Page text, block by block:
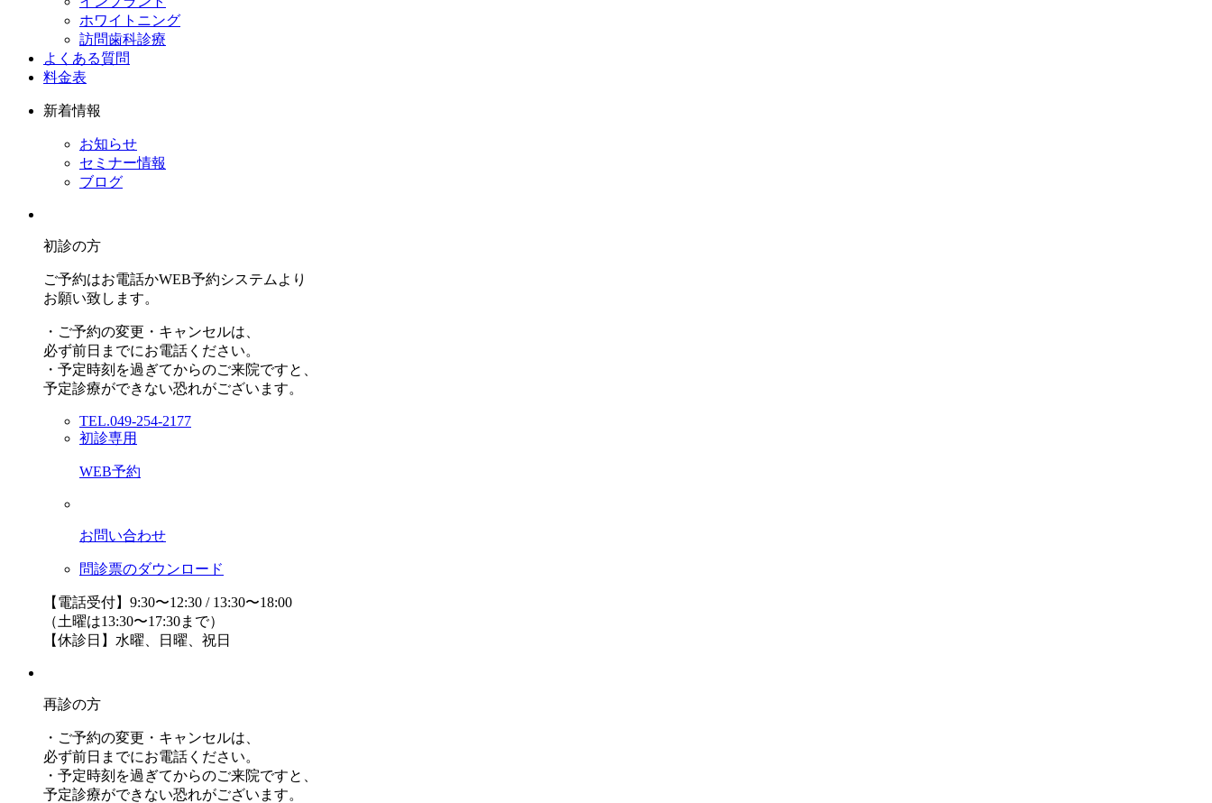
ホワイトニング
訪問歯科診療
よくある質問
料金表
新着情報
お知らせ
セミナー情報
ブログ
初診の方
ご予約はお電話かWEB予約システムより
お願い致します。
・ご予約の変更・キャンセルは、
必ず前日までにお電話ください。
・予定時刻を過ぎてからのご来院ですと、
予定診療ができない恐れがございます。
TEL.049-254-2177
初診専用
WEB予約
お問い合わせ
問診票のダウンロード
【電話受付】9:30〜12:30 / 13:30〜18:00
（土曜は13:30〜17:30まで）
【休診日】水曜、日曜、祝日
再診の方
・ご予約の変更・キャンセルは、
必ず前日までにお電話ください。
・予定時刻を過ぎてからのご来院ですと、
予定診療ができない恐れがございます。